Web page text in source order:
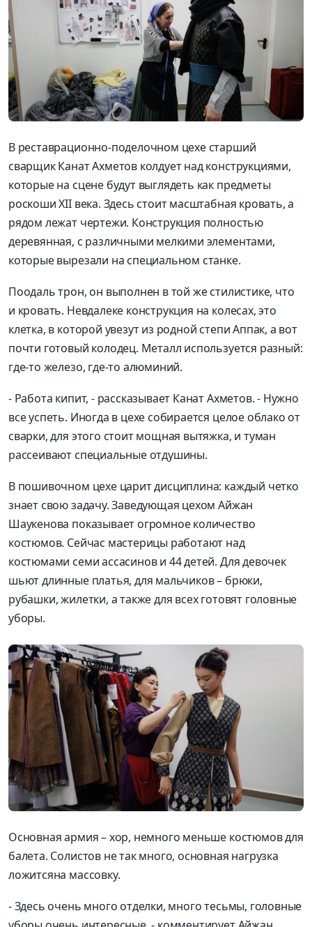
В реставрационно-поделочном цехе старший
сварщик Канат Ахметов колдует над конструкциями,
которые на сцене будут выглядеть как предметы
роскоши XII века. Здесь стоитмасштабная кровать, а
рядом лежат чертежи. Конструкция полностью
деревянная, с различными мелкими элементами,
которые вырезали на специальном станке.
Поодальтрон, он выполнен в той же стилистике, что
и кровать. Невдалеке конструкция на колесах,это
клетка, в которой увезут из родной степиАппак, а вот
почти готовый колодец. Металл используется разный:
где-то железо, где-то алюминий.
- Работа кипит, - рассказывает Канат Ахметов.- Нужно
все успеть. Иногда в цехе собирается целое облако от
сварки, для этого стоит мощная вытяжка, и туман
рассеивают специальные отдушины.
В пошивочном цехецаритдисциплина: каждый четко
знает свою задачу. Заведующая цехомАйжан
Шаукенова показывает огромное количество
костюмов. Сейчас мастерицы работают над
костюмами семиассасинови 44 детей. Для девочек
шьютдлинныеплатья, для мальчиков – брюки,
рубашки,жилетки, а также для всех готовят головные
уборы.
Основная армия –хор, немного меньше костюмов для
балета. Солистов не так много, основная нагрузка
ложитсяна массовку.
-Здесь очень много отделки, многотесьмы, головные